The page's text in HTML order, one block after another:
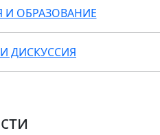
И ОБРАЗОВАНИЕ
ДИСКУССИЯ